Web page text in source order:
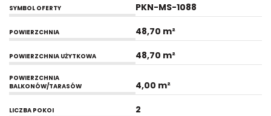
SYMBOL OFERTY PKN-MS-1088
POWIERZCHNIA 48,70 m²
POWIERZCHNIA UŻYTKOWA 48,70 m²
POWIERZCHNIA
BALKONÓW/TARASÓW
4,00 m²
LICZBA POKOI 2